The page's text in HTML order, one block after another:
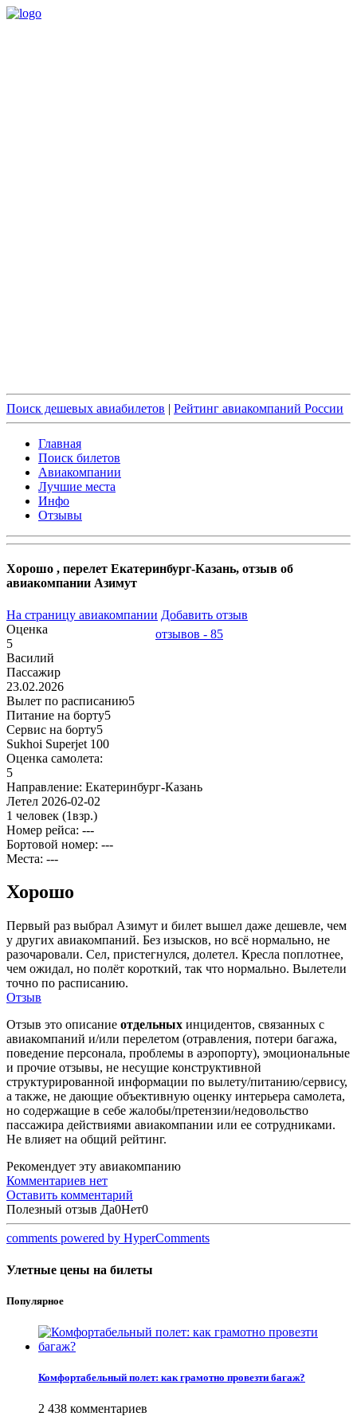
Поиск дешевых авиабилетов | Рейтинг авиакомпаний России
Главная
Поиск билетов
Авиакомпании
Лучшие места
Инфо
Отзывы
Хорошо , перелет Екатеринбург-Казань, отзыв об
авиакомпании Азимут
На страницу авиакомпании Добавить отзыв
отзывов - 85
Оценка
5
Василий
Пассажир
23.02.2026
Вылет по расписанию5
Питание на борту5
Сервис на борту5
Sukhoi Superjet 100
Оценка самолета:
5
Направление: Екатеринбург-Казань
Летел 2026-02-02
1 человек (1взр.)
Номер рейса: ---
Бортовой номер: ---
Места: ---
Хорошо
Первый раз выбрал Азимут и билет вышел даже дешевле, чем
у других авиакомпаний. Без изысков, но всё нормально, не
разочаровали. Сел, пристегнулся, долетел. Кресла поплотнее,
чем ожидал, но полёт короткий, так что нормально. Вылетели
точно по расписанию.
Отзыв
Отзыв это описание отдельных инцидентов, связанных с
авиакомпаний и/или перелетом (отравления, потери багажа,
поведение персонала, проблемы в аэропорту), эмоциональные
и прочие отзывы, не несущие конструктивной
структурированной информации по вылету/питанию/сервису,
а также, не дающие объективную оценку интерьера самолета,
но содержащие в себе жалобы/претензии/недовольство
пассажира действиями авиакомпании или ее сотрудниками.
Не влияет на общий рейтинг.
Рекомендует эту авиакомпанию
Комментариев нет
Оставить комментарий
Полезный отзыв Да0Нет0
comments powered by HyperComments
Улетные цены на билеты
Популярное
Комфортабельный полет: как грамотно провезти багаж?
2 438 комментариев